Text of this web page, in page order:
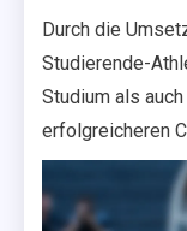
Durch die
Studierende-
Studium als
erfolgreicheren